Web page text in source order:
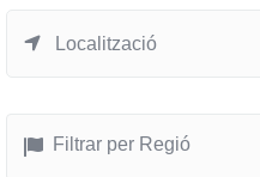
Filtrar per Regió